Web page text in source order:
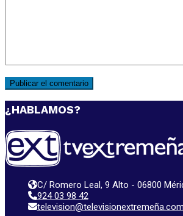
¿HABLAMOS?
C/ Romero Leal, 9 Alto - 06800
924 03 98 42
television@televisionextremeña.com